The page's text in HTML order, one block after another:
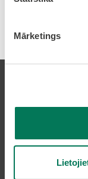
Mārketings
2005.